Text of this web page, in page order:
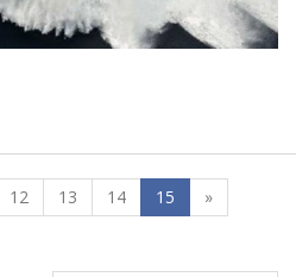
12 13 14 15 »